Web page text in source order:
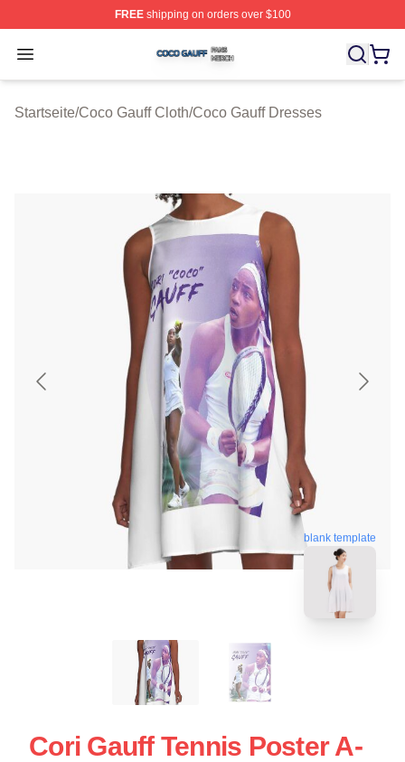
FREEshipping on orders over $100
Open menu
Coco Gauff Shop ⚡️ Officially Licensed Coco Gauff
Startseite/Coco Gauff Cloth/Coco Gauff Dresses
blank template
Cori Gauff Tennis Poster A-